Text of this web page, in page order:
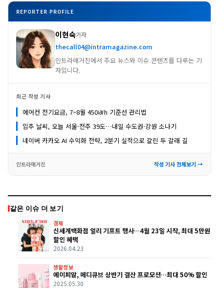
REPORTER PROFILE
이현숙기자
thecall04@intramagazine.com
인트라매거진에서 주요 뉴스와 이슈 콘텐츠를 다루는 기
자입니다.
최근 작성 기사
에어컨 전기요금, 7~8월 450㎾h 기준선 관리법
입추 날씨, 오늘 서울·전주 39도…내일 수도권·강원 소나기
네이버 카카오 AI 수익화 전략, 2분기 실적으로 갈린 두 갈래 길
인트라매거진 작성 기사 전체보기 →
같은 이슈 더 보기
경제
신세계백화점 얼리 기프트 행사…4월 23일 시작, 최대 5만원
할인 혜택
2026.04.23
생활정보
에이피알, 메디큐브 상반기 결산 프로모션…최대 50% 할인
2025.05.30